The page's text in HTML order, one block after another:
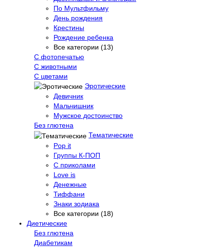
По Мультфильму
День рождения
Крестины
Рождение ребенка
Все категории (13)
С фотопечатью
C животными
С цветами
Эротические
Девичник
Мальчишник
Мужское достоинство
Без глютена
Тематические
Pop it
Группы К-ПОП
С приколами
Love is
Денежные
Тиффани
Знаки зодиака
Все категории (18)
Диетические
Без глютена
Диабетикам